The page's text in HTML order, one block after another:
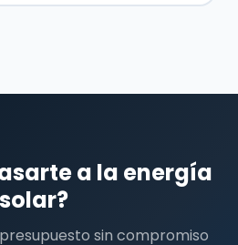
a la energía
solar?
sin compromiso